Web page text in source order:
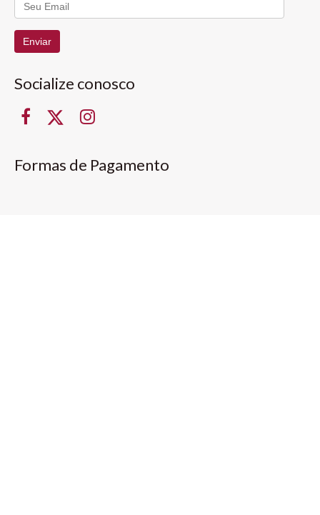
Enviar
Socialize conosco
Formas de Pagamento